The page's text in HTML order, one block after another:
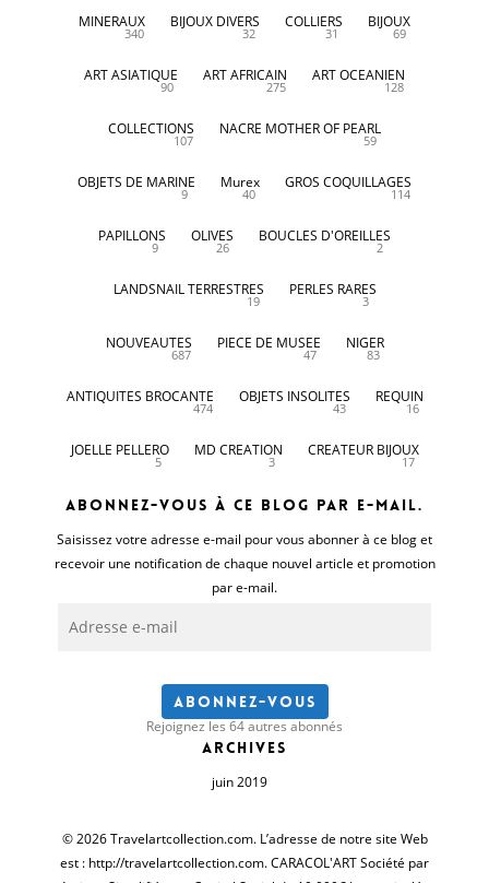
MINERAUX
340
BIJOUX DIVERS
32
COLLIERS
31
BIJOUX
69
ART ASIATIQUE
90
ART AFRICAIN
275
ART OCEANIEN
128
COLLECTIONS
107
NACRE MOTHER OF PEARL
59
OBJETS DE MARINE
9
Murex
40
GROS COQUILLAGES
114
PAPILLONS
9
OLIVES
26
BOUCLES D'OREILLES
2
LANDSNAIL TERRESTRES
19
PERLES RARES
3
NOUVEAUTES
687
PIECE DE MUSEE
47
NIGER
83
ANTIQUITES BROCANTE
474
OBJETS INSOLITES
43
REQUIN
16
JOELLE PELLERO
5
MD CREATION
3
CREATEUR BIJOUX
17
Abonnez-vous à ce blog par e-mail.
Saisissez votre adresse e-mail pour vous abonner à ce blog et
recevoir une notification de chaque nouvel article et promotion
par e-mail.
e-
Abonnez-vous
Rejoignez les 64 autres abonnés
Archives
juin 2019
© 2026 Travelartcollection.com. L’adresse de notre site Web
est : http://travelartcollection.com. CARACOL'ART Société par